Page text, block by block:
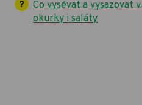
Co vysévat a vysazovat
okurky i saláty